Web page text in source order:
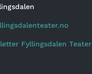
Fyllingsdalen Teater